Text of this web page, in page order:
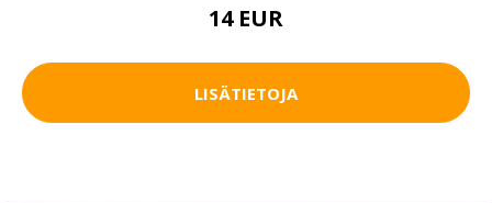
14 EUR
LISÄTIETOJA